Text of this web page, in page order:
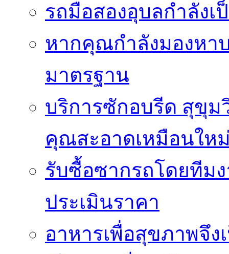
รถมือสองอุบลกำลัง
หากคุณกำลังมองหา
มาตรฐาน
บริการซักอบรีด สุขุ
คุณสะอาดเหมือนให
รับซื้อซากรถโดยทีม
ประเมินราคา
อาหารเพื่อสุขภาพจึ